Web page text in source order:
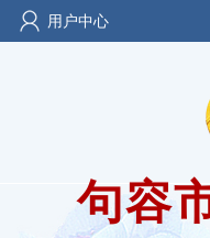
用户中心
句容